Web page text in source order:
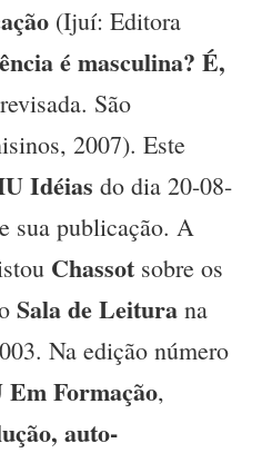
(Ijuí: Editora
é masculina? É,
São
2007). Este
Idéias do dia 20-08-
sua publicação. A
Chassot sobre os
Sala de Leitura na
Na edição número
Formação,
auto-